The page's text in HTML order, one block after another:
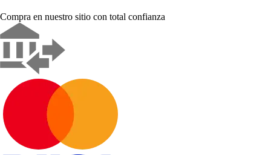
Compra en nuestro sitio con total confianza